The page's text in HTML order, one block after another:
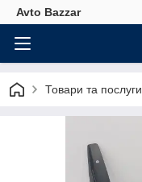
Avto Bazzar
Товари та послуги